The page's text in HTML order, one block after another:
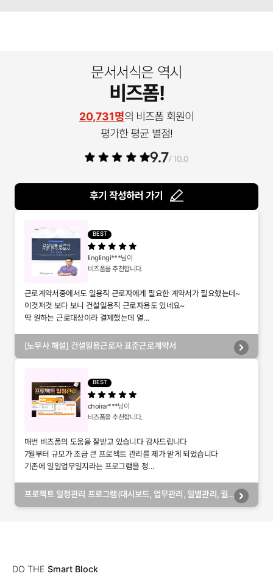
문서서식은 역시
비즈폼!
20,731명의 비즈폼 회원이
평가한 평균 별점!
9.7/ 10.0
후기 작성하러 가기
BEST
linglingi***님이
비즈폼을 추천합니다.
근로계약서중에서도 일용직 근로자에게 필요한 계약서가 필요했는데~
이것저것 보다 보니 건설일용직 근로자용도 있네요~
딱 원하는 근로대상이라 결제했는데 열...
[노무사 해설] 건설일용근로자 표준근로계약서
BEST
choirar***님이
비즈폼을 추천합니다.
매번 비즈폼의 도움을 잘받고 있습니다 감사드립니다
7월부터 규모가 조금 큰 프로젝트 관리를 제가 맡게 되었습니다
기존에 일일업무일지라는 프로그램을 정...
프로젝트 일정관리 프로그램(대시보드, 업무관리, 일별관리, 월
DO THE Smart Block